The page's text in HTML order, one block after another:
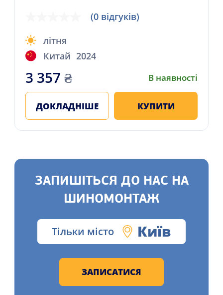
(0 відгуків)
літня
Китай 2024
3 357 ₴ В наявності
ДОКЛАДНІШЕ КУПИТИ
ЗАПИШІТЬСЯ ДО НАС НА
ШИНОМОНТАЖ
Тільки місто Київ
ЗАПИСАТИСЯ